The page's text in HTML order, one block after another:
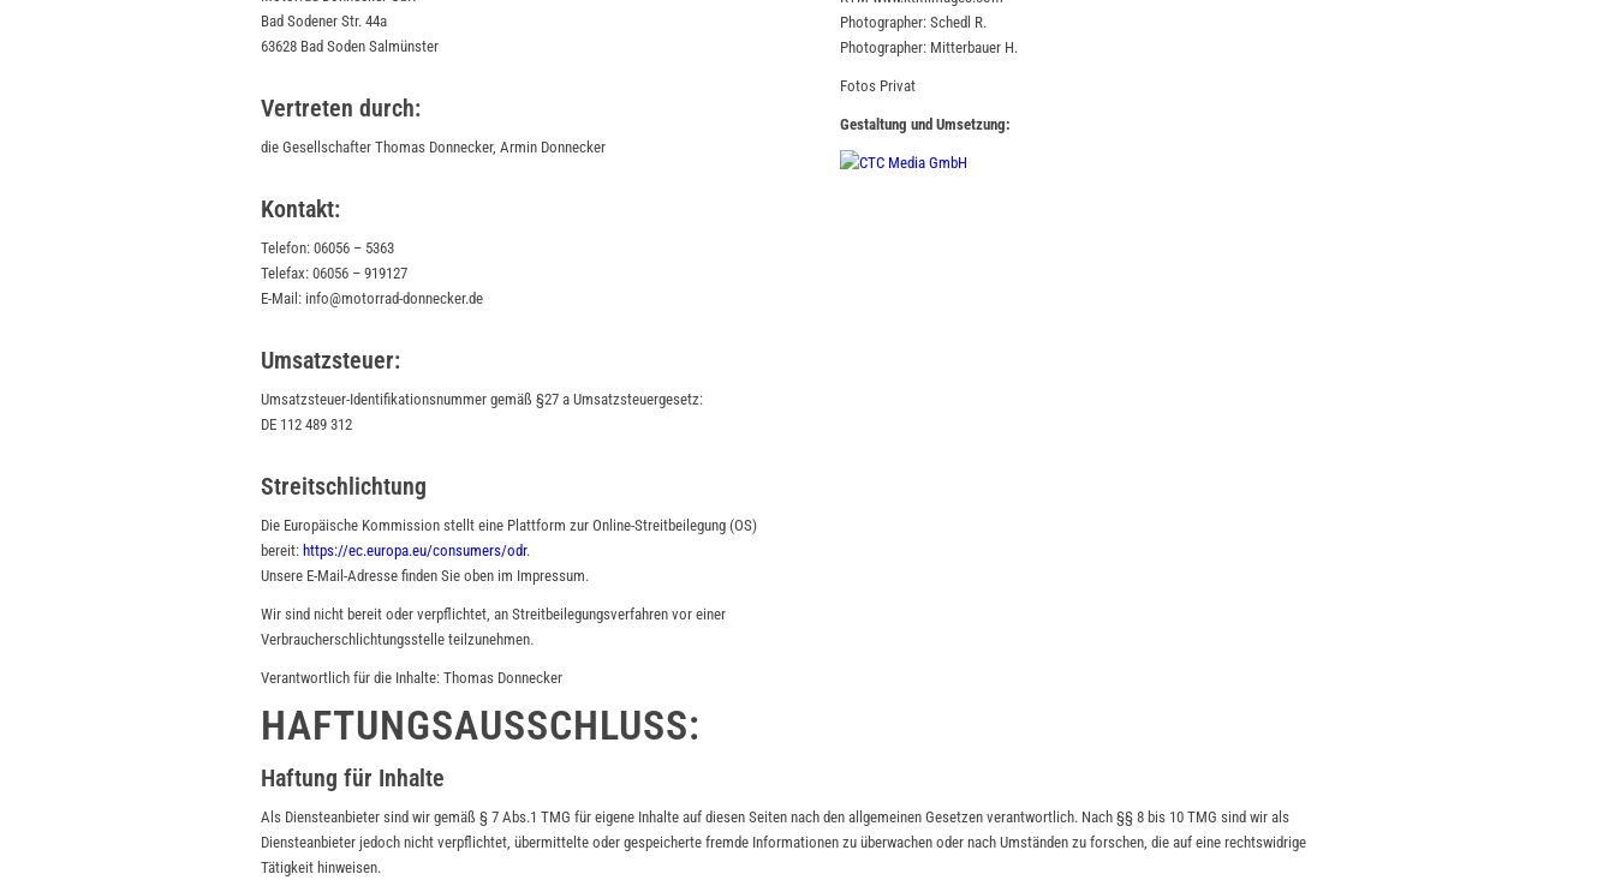
Bad Sodener Str. 44a
63628 Bad Soden Salmünster
Vertreten durch:
die Gesellschafter Thomas Donnecker, Armin Donnecker
Kontakt:
Telefon: 06056 – 5363
Telefax: 06056 – 919127
E-Mail: info@motorrad-donnecker.de
Umsatzsteuer:
Umsatzsteuer-Identifikationsnummer gemäß §27 a Umsatzsteuergesetz:
DE 112 489 312
Streitschlichtung
Die Europäische Kommission stellt eine Plattform zur Online-Streitbeilegung (OS)
bereit: https://ec.europa.eu/consumers/odr.
Unsere E-Mail-Adresse finden Sie oben im Impressum.
Wir sind nicht bereit oder verpflichtet, an Streitbeilegungsverfahren vor einer
Verbraucherschlichtungsstelle teilzunehmen.
Verantwortlich für die Inhalte: Thomas Donnecker
Photographer: Schedl R.
Photographer: Mitterbauer H.
Fotos Privat
Gestaltung und Umsetzung:
HAFTUNGSAUSSCHLUSS:
Haftung für Inhalte
Als Diensteanbieter sind wir gemäß § 7 Abs.1 TMG für eigene Inhalte auf diesen Seiten nach den allgemeinen Gesetzen verantwortlich. Nach §§ 8 bis 10 TMG sind wir als
Diensteanbieter jedoch nicht verpflichtet, übermittelte oder gespeicherte fremde Informationen zu überwachen oder nach Umständen zu forschen, die auf eine rechtswidrige
Tätigkeit hinweisen.